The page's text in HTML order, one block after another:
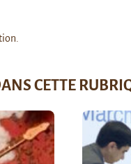
CETTE